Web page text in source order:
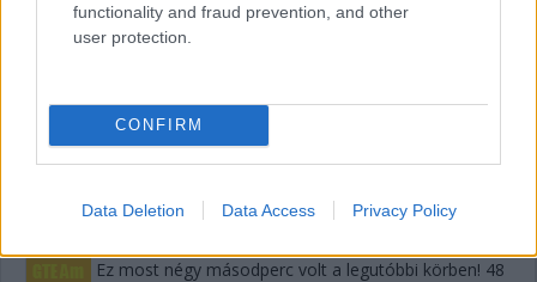
functionality and fraud prevention, and other
user protection.
CONFIRM
Data Deletion Data Access Privacy Policy
Egy történet, amelyről lemaradtunk: a Fässler
Hoshino, az 58 éves újonc japán úrvezető nem akarta
folytatni a versenyt, ami azt is jelentette, hogy fel kell adniuk,
mert nem lesz meg a szabályok szerint kötelezően levezetett
Ez most négy másodperc volt a legutóbbi körben! 48